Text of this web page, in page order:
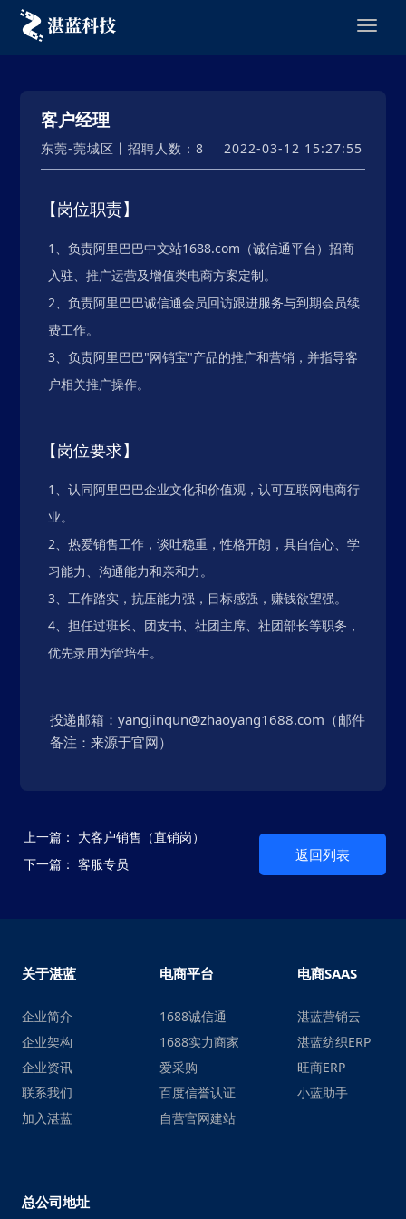
切
客户经理
东莞-莞城区丨招聘人数：8 2022-03-12 15:27:55
【岗位职责】
1、负责阿里巴巴中文站1688.com（诚信通平台）招商
入驻、推广运营及增值类电商方案定制。
2、负责阿里巴巴诚信通会员回访跟进服务与到期会员续
费工作。
3、负责阿里巴巴"网销宝"产品的推广和营销，并指导客
户相关推广操作。
【岗位要求】
1、认同阿里巴巴企业文化和价值观，认可互联网电商行
业。
2、热爱销售工作，谈吐稳重，性格开朗，具自信心、学
习能力、沟通能力和亲和力。
3、工作踏实，抗压能力强，目标感强，赚钱欲望强。
4、担任过班长、团支书、社团主席、社团部长等职务，
优先录用为管培生。
投递邮箱： yangjinqun@zhaoyang1688.com （邮件
备注：来源于官网）
上一篇： 大客户销售（直销岗）
下一篇：客服专员
返回列表
关于湛蓝
企业简介
企业架构
企业资讯
联系我们
加入湛蓝
电商平台
1688诚信通
1688实力商家
爱采购
百度信誉认证
自营官网建站
电商SAAS
湛蓝营销云
湛蓝纺织ERP
旺商ERP
小蓝助手
总公司地址